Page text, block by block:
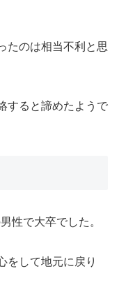
たのは相当不利と思
すると諦めたようで
性で大卒でした。
をして地元に戻り